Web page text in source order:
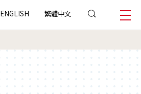
ENGLISH 繁體中文